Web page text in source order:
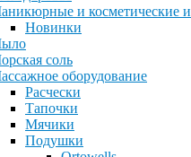
и косметические
Новинки
соль
оборудование
Расчески
Тапочки
Мячики
Подушки